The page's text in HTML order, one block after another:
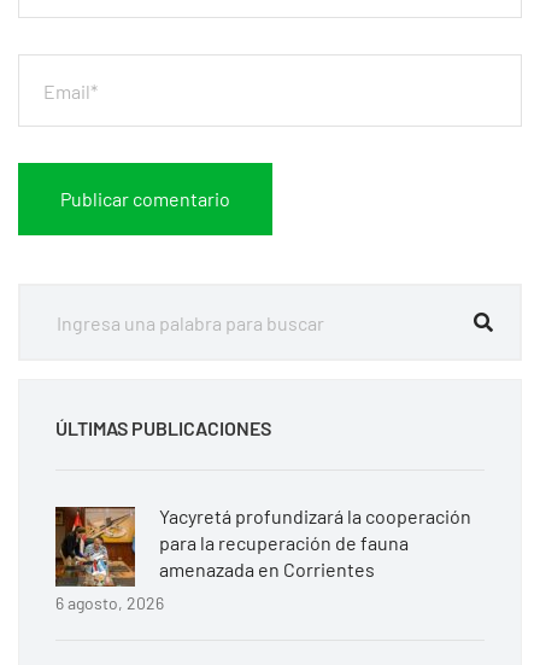
ÚLTIMAS PUBLICACIONES
Yacyretá profundizará la cooperación
para la recuperación de fauna
amenazada en Corrientes
6 agosto, 2026